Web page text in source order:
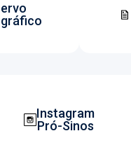
Instagram
Pró-Sinos